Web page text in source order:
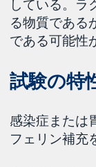
している。ラ
る物質である
である可能性
試験の特
感染症または
フェリン補充